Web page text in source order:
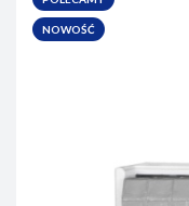
NOWOŚĆ